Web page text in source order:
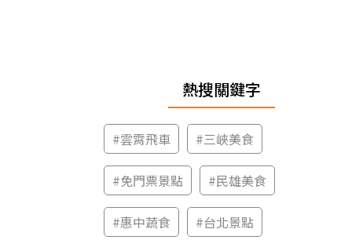
熱搜關鍵字
#雲霄飛車 #三峽美食
#免門票景點 #民雄美食
#惠中蔬食 #台北景點